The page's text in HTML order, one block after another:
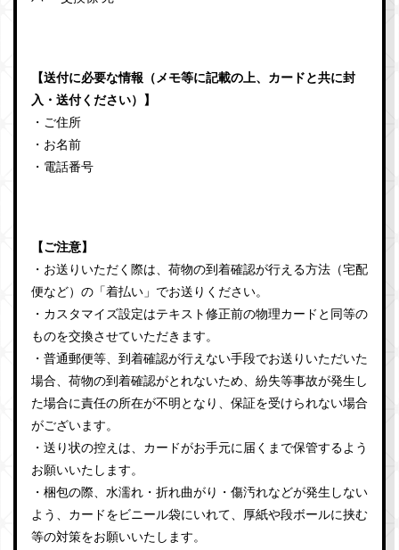
【送付に必要な情報 （メモ等に記載の上、カードと共に封
入・送付ください） 】
・ご住所
・お名前
・電話番号
【ご注意】
・お送りいただく際は、荷物の到着確認が行える方法（宅配
便など）の「着払い」でお送りください。
・カスタマイズ設定はテキスト修正前の物理カードと同等の
ものを交換させていただきます。
・普通郵便等、到着確認が行えない手段でお送りいただいた
場合、荷物の到着確認がとれないため、紛失等事故が発生し
た場合に責任の所在が不明となり、保証を受けられない場合
がございます。
・送り状の控えは、カードがお手元に届くまで保管するよう
お願いいたします。
・梱包の際、水濡れ・折れ曲がり・傷汚れなどが発生しない
よう、カードをビニール袋にいれて、厚紙や段ボールに挟む
等の対策をお願いいたします。